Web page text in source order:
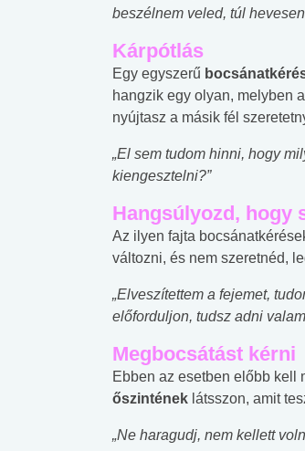
beszélnem veled, túl
Kárpótlás
Egy egyszerű
hangzik egy olyan, melyben
nyújtasz a másik fél
„El sem tudom hinni, hogy
kiengesztelni?”
Hangsúlyozd, hogy
Az ilyen fajta
változni, és nem szeretnéd,
„Elveszítettem a fejemet,
előforduljon, tudsz adni
Megbocsátást kérni
Ebben az esetben előbb kell
őszintének látsszon, amit
„Ne haragudj, nem kellett